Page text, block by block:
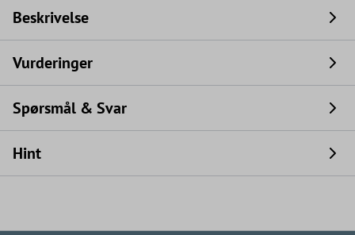
Beskrivelse
Vurderinger
Spørsmål & Svar
Hint